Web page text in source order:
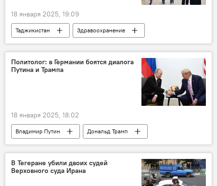
18 января 2025, 19:09
Таджикистан
Здравоохранение
коронавирус
Минздрав Таджикистана
Политолог: в Германии боятся диалога
Путина и Трампа
18 января 2025, 18:02
Владимир Путин
Дональд Трамп
США
Россия
Германия
Мир
Политика
Спецоперация России по защите Донбасса: последние новости
В Тегеране убили двоих судей
Верховного суда Ирана